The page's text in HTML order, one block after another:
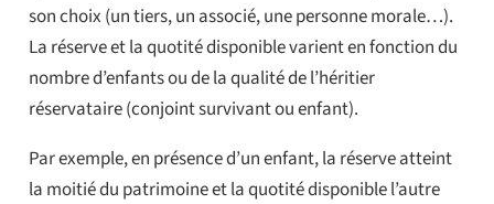
son choix (un tiers, un associé, une personne morale…).
La réserve et la quotité disponible varient en fonction du
nombre d’enfants ou de la qualité de l’héritier
réservataire (conjoint survivant ou enfant).
Par exemple, en présence d’un enfant, la réserve atteint
la moitié du patrimoine et la quotité disponible l’autre